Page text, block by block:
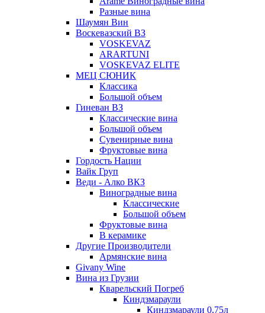
Разные вина
Шаумян Вин
Воскевазский ВЗ
VOSKEVAZ
ARARTUNI
VOSKEVAZ ELITE
МЕЦ СЮНИК
Классика
Большой объем
Гиневан ВЗ
Классические вина
Большой объем
Сувенирные вина
Фруктовые вина
Гордость Нации
Вайк Груп
Веди - Алко ВКЗ
Виноградные вина
Классические
Большой объем
Фруктовые вина
В керамике
Другие Производители
Армянские вина
Givany Wine
Вина из Грузии
Кварельский Погреб
Киндзмараули
Киндзмараули 0,75л